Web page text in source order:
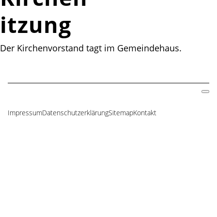
itzung
Der Kirchenvorstand tagt im Gemeindehaus.
Navigation
ImpressumDatenschutzerklärungSitemapKontakt